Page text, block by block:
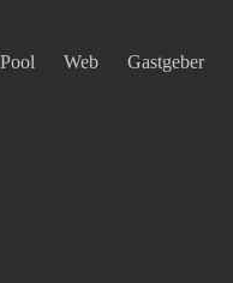
Web Gastgeber